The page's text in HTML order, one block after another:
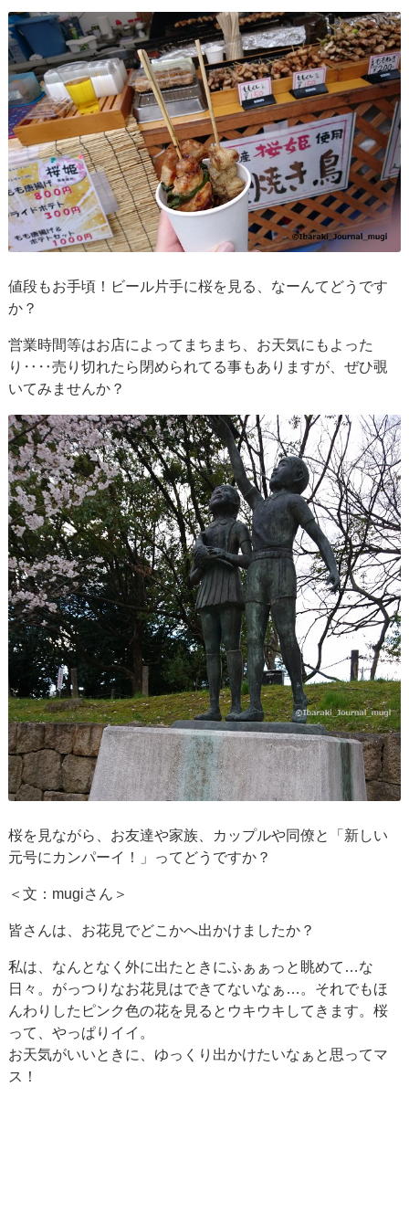
値段もお手頃！ビール片手に桜を見る、なーんてどうです
か？
営業時間等はお店によってまちまち、お天気にもよった
り‥‥売り切れたら閉められてる事もありますが、ぜひ覗
いてみませんか？
桜を見ながら、お友達や家族、カップルや同僚と「新しい
元号にカンパーイ！」ってどうですか？
＜文：mugiさん＞
皆さんは、お花見でどこかへ出かけましたか？
私は、なんとなく外に出たときにふぁぁっと眺めて…な
日々。がっつりなお花見はできてないなぁ…。それでもほ
んわりしたピンク色の花を見るとウキウキしてきます。桜
って、やっぱりイイ。
お天気がいいときに、ゆっくり出かけたいなぁと思ってマ
ス！